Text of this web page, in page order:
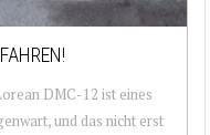
DMC-12 ist eines
und das nicht erst